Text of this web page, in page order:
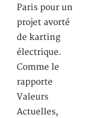
Paris pour un
projet avorté
de karting
électrique.
Comme le
rapporte
Valeurs
Actuelles,